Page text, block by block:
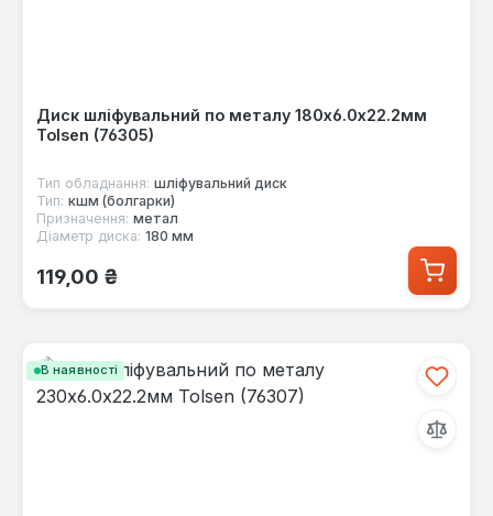
Диск шліфувальний по металу 180х6.0х22.2мм
Tolsen (76305)
Тип обладнання: шліфувальний диск
Тип: кшм (болгарки)
Призначення: метал
Діаметр диска: 180 мм
Звичайна ціна:
119,00 ₴
В наявності